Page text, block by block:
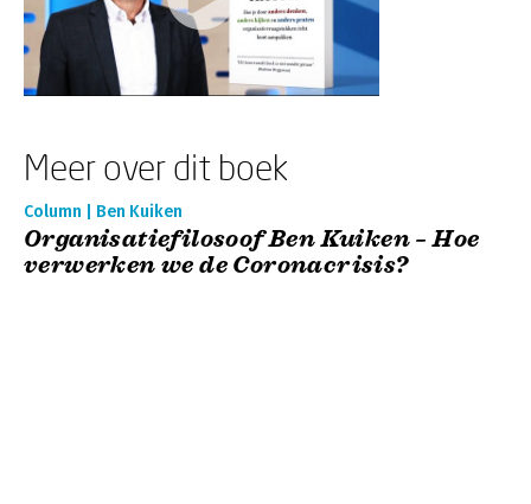
Meer over dit boek
Column | Ben Kuiken
Organisatiefilosoof Ben Kuiken – Hoe
verwerken we de Coronacrisis?